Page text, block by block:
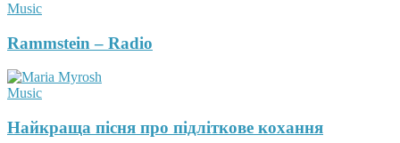
Music
Rammstein – Radio
Music
Найкраща пісня про підліткове кохання